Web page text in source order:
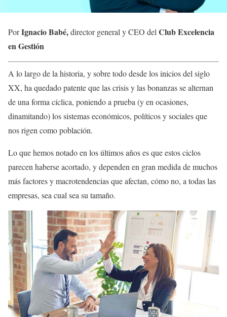
PorIgnacio Babé,director general y CEO delClub Excelencia
en Gestión
A lo largo de la historia, y sobre todo desde los inicios del siglo
XX, ha quedado patente que las crisis y las bonanzas se alternan
de una forma cíclica, poniendo a prueba (y en ocasiones,
dinamitando) los sistemas económicos, políticos y sociales que
nos rigen como población.
Lo que hemos notado en los últimos años es que estos ciclos
parecen haberse acortado, y dependen en gran medida de muchos
más factores y macrotendencias que afectan, cómo no, a todas las
empresas, sea cual sea su tamaño.